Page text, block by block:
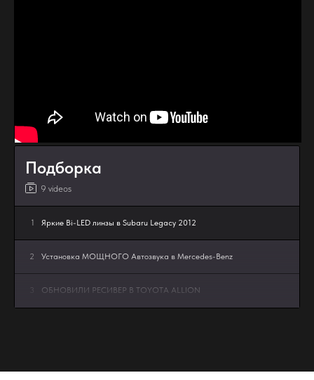
Подборка
9 videos
1 Яркие Bi-LED линзы в Subaru Legacy 2012
2 Установка МОЩНОГО Автозвука в Mercedes-Benz
3 ОБНОВИЛИ РЕСИВЕР В TOYOTA ALLION
5 JETOUR В РЕЖИМЕ ТИШИНЫ